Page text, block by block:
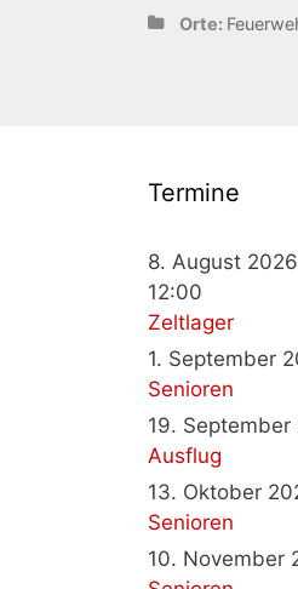
Orte:
Termine
8. August
12:00
Zeltlager
1. September
Senioren
19.
Ausflug
13. Oktober
Senioren
10. November